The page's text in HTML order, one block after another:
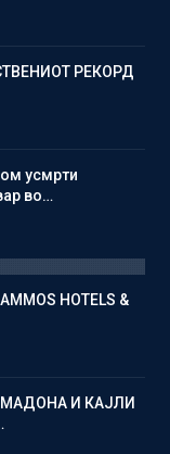
РЕКОРД
усмрти
во…
HOTELS &
И КАЈЛИ